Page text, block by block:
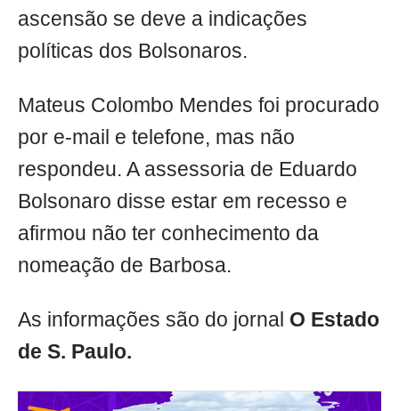
ascensão se deve a indicações
políticas dos Bolsonaros.
Mateus Colombo Mendes foi procurado
por e-mail e telefone, mas não
respondeu. A assessoria de Eduardo
Bolsonaro disse estar em recesso e
afirmou não ter conhecimento da
nomeação de Barbosa.
As informações são do jornal O Estado
de S. Paulo.